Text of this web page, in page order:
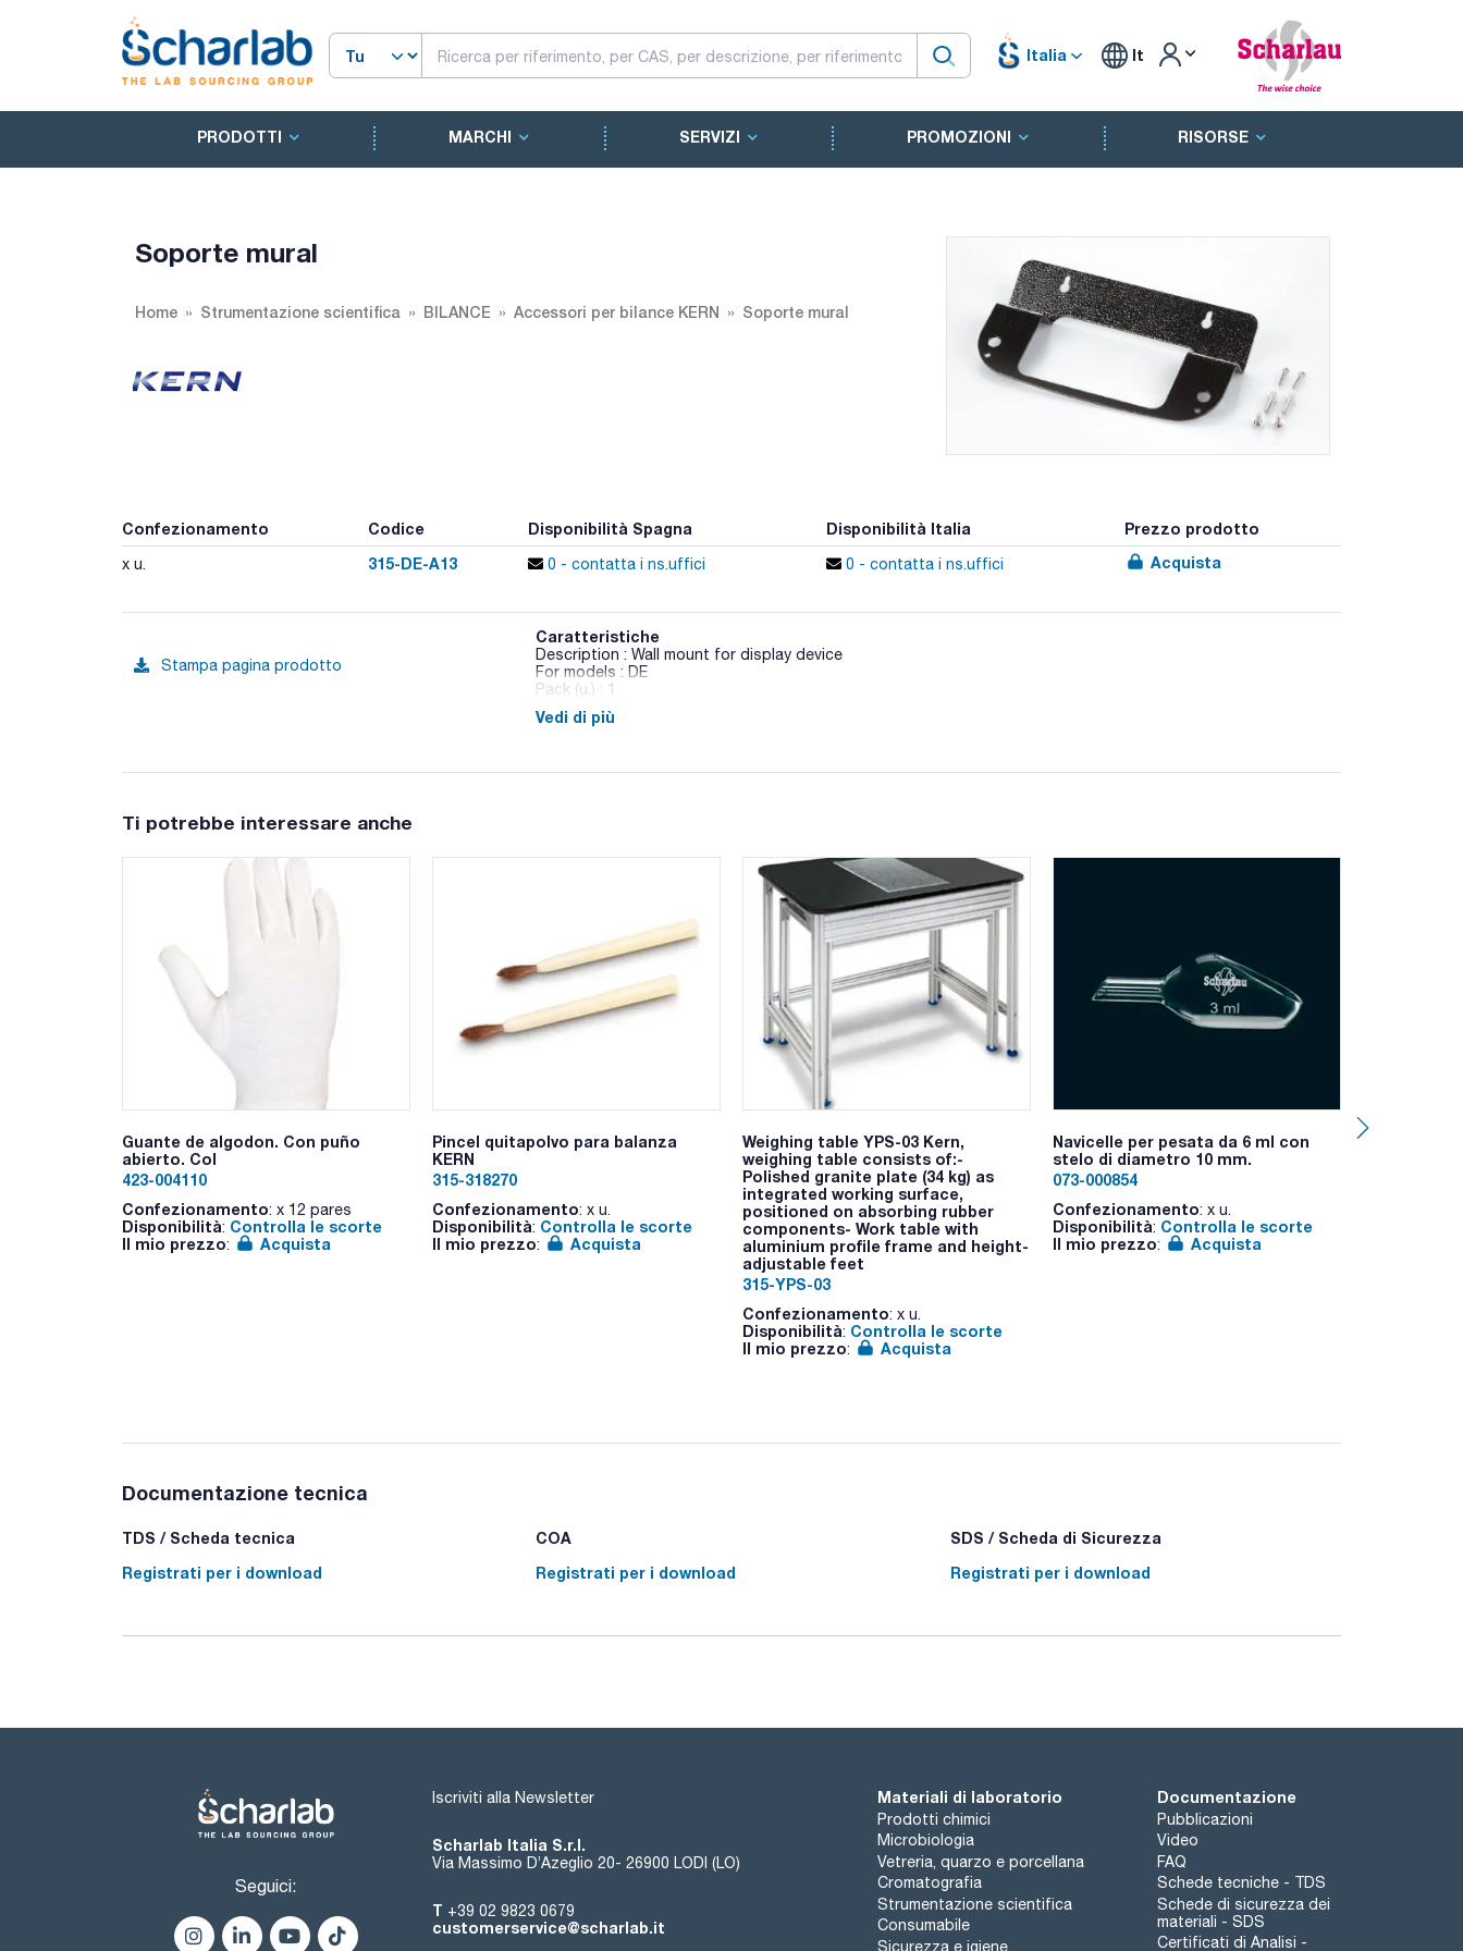
Italia It
PRODOTTI MARCHI SERVIZI PROMOZIONI RISORSE
Soporte mural
Home Strumentazione scientifica BILANCE Accessori per bilance KERN Soporte mural
Confezionamento Codice Disponibilità Spagna Disponibilità Italia Prezzo prodotto
x u. 315-DE-A13 0 - contatta i ns.uffici 0 - contatta i ns.uffici Acquista
Stampa pagina prodotto
Caratteristiche
Description : Wall mount for display device
For models : DE
Pack (u.) : 1
Accessori per bilance KERN
Vedi di più
Ti potrebbe interessare anche
Guante de algodon. Con puño
abierto. Col
423-004110
Confezionamento: x 12 pares
Disponibilità: Controlla le scorte
Il mio prezzo: Acquista
Pincel quitapolvo para balanza
KERN
315-318270
Confezionamento: x u.
Disponibilità: Controlla le scorte
Il mio prezzo: Acquista
Weighing table YPS-03 Kern,
weighing table consists of:-
Polished granite plate (34 kg) as
integrated working surface,
positioned on absorbing rubber
components- Work table with
aluminium profile frame and height-
adjustable feet
315-YPS-03
Confezionamento: x u.
Disponibilità: Controlla le scorte
Il mio prezzo: Acquista
Navicelle per pesata da 6 ml con
stelo di diametro 10 mm.
073-000854
Confezionamento: x u.
Disponibilità: Controlla le scorte
Il mio prezzo: Acquista
Documentazione tecnica
TDS / Scheda tecnica
Registrati per i download
COA
Registrati per i download
SDS / Scheda di Sicurezza
Registrati per i download
Seguici:
Iscriviti alla Newsletter
Scharlab Italia S.r.l.
Via Massimo D’Azeglio 20- 26900 LODI (LO)
T +39 02 9823 0679
customerservice@scharlab.it
Materiali di laboratorio
Prodotti chimici
Microbiologia
Vetreria, quarzo e porcellana
Cromatografia
Strumentazione scientifica
Consumabile
Sicurezza e igiene
Documentazione
Pubblicazioni
Video
FAQ
Schede tecniche - TDS
Schede di sicurezza dei
materiali - SDS
Certificati di Analisi -